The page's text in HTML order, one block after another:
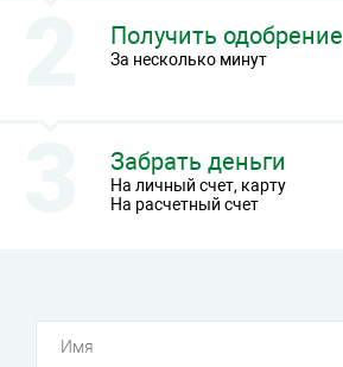
За несколько минут
Получить одобрение
На личный счет, карту
На расчетный счет
Забрать деньги